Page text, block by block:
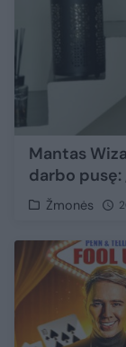
Mantas
darbo
Žmonės